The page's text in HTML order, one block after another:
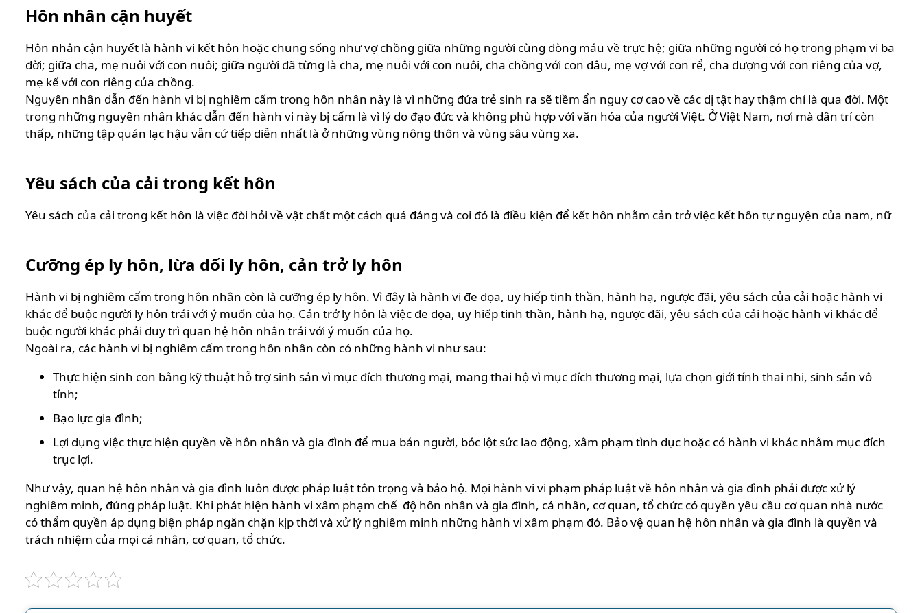
Hôn nhân cận huyết
Hôn nhân cận huyết là hành vi kết hôn hoặc chung sống như vợ chồng giữa những người cùng dòng máu về trực hệ; giữa những người có họ trong phạm vi ba
đời; giữa cha, mẹ nuôi với con nuôi; giữa người đã từng là cha, mẹ nuôi với con nuôi, cha chồng với con dâu, mẹ vợ với con rể, cha dượng với con riêng của vợ,
mẹ kế với con riêng của chồng.
Nguyên nhân dẫn đến hành vi bị nghiêm cấm trong hôn nhân này là vì những đứa trẻ sinh ra sẽ tiềm ẩn nguy cơ cao về các dị tật hay thậm chí là qua đời. Một
trong những nguyên nhân khác dẫn đến hành vi này bị cấm là vì lý do đạo đức và không phù hợp với văn hóa của người Việt. Ở Việt Nam, nơi mà dân trí còn
thấp, những tập quán lạc hậu vẫn cứ tiếp diễn nhất là ở những vùng nông thôn và vùng sâu vùng xa.
Yêu sách của cải trong kết hôn
Yêu sách của cải trong kết hôn là việc đòi hỏi về vật chất một cách quá đáng và coi đó là điều kiện để kết hôn nhằm cản trở việc kết hôn tự nguyện của nam, nữ
Cưỡng ép ly hôn, lừa dối ly hôn, cản trở ly hôn
Hành vi bị nghiêm cấm trong hôn nhân còn là cưỡng ép ly hôn. Vì đây là hành vi đe dọa, uy hiếp tinh thần, hành hạ, ngược đãi, yêu sách của cải hoặc hành vi
khác để buộc người ly hôn trái với ý muốn của họ. Cản trở ly hôn là việc đe dọa, uy hiếp tinh thần, hành hạ, ngược đãi, yêu sách của cải hoặc hành vi khác để
buộc người khác phải duy trì quan hệ hôn nhân trái với ý muốn của họ.
Ngoài ra, các hành vi bị nghiêm cấm trong hôn nhân còn có những hành vi như sau:
Thực hiện sinh con bằng kỹ thuật hỗ trợ sinh sản vì mục đích thương mại, mang thai hộ vì mục đích thương mại, lựa chọn giới tính thai nhi, sinh sản vô
tính;
Bạo lực gia đình;
Lợi dụng việc thực hiện quyền về hôn nhân và gia đình để mua bán người, bóc lột sức lao động, xâm phạm tình dục hoặc có hành vi khác nhằm mục đích
trục lợi.
Như vậy, quan hệ hôn nhân và gia đình luôn được pháp luật tôn trọng và bảo hộ. Mọi hành vi vi phạm pháp luật về hôn nhân và gia đình phải được xử lý
nghiêm minh, đúng pháp luật. Khi phát hiện hành vi xâm phạm chế độ hôn nhân và gia đình, cá nhân, cơ quan, tổ chức có quyền yêu cầu cơ quan nhà nước
có thẩm quyền áp dụng biện pháp ngăn chặn kịp thời và xử lý nghiêm minh những hành vi xâm phạm đó. Bảo vệ quan hệ hôn nhân và gia đình là quyền và
trách nhiệm của mọi cá nhân, cơ quan, tổ chức.